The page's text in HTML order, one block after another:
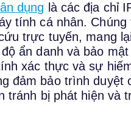
dụng là các địa chỉ
tính cá nhân.
trực tuyến, mang
ẩn danh và bảo
xác thực và sự
đảm bảo trình
tránh bị phát hiện và